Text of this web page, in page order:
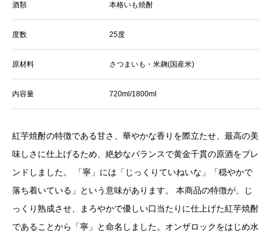
酒類 本格いも焼酎
度数 25度
原材料 さつまいも・米麹(国産米)
内容量 720ml/1800ml
紅芋焼酎の特徴である甘さ、華やかな香りを際立たせ、最高の美
味しさに仕上げるため、絶妙なバランスで黄金千貫の原酒をブレ
ンドしました。 「寧」には「じっくりていねいな」「穏やかで
落ち着いている」という意味があります。 本商品の特徴が、じ
っくり熟成させ、まろやかで優しい口当たりに仕上げた紅芋焼酎
であることから「寧」と命名しました。オンザロックをはじめ水